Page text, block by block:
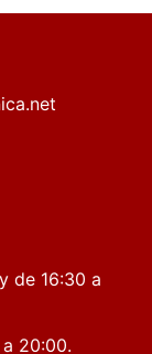
de 16:30 a
20:00.